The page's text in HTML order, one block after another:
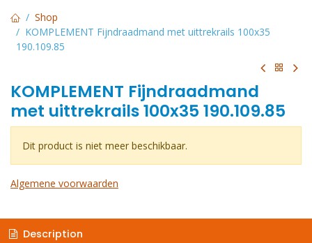
Shop
KOMPLEMENT Fijndraadmand met uittrekrails 100x35
190.109.85
KOMPLEMENT Fijndraadmand
met uittrekrails 100x35 190.109.85
Dit product is niet meer beschikbaar.
Algemene voorwaarden
Description